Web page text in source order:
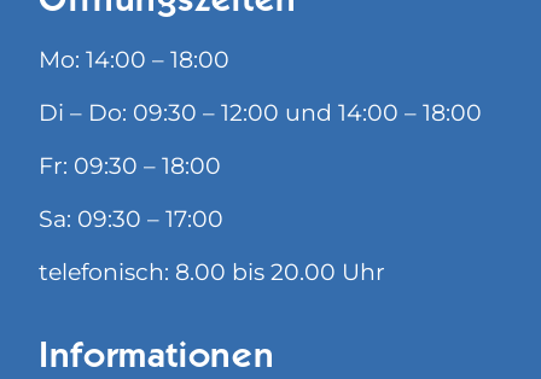
Mo: 14:00 – 18:00
Di – Do: 09:30 – 12:00 und 14:00 – 18:00
Fr: 09:30 – 18:00
Sa: 09:30 – 17:00
telefonisch: 8.00 bis 20.00 Uhr
Informationen